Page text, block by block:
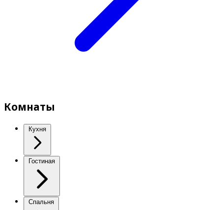
Комнаты
Кухня
Гостиная
Спальня